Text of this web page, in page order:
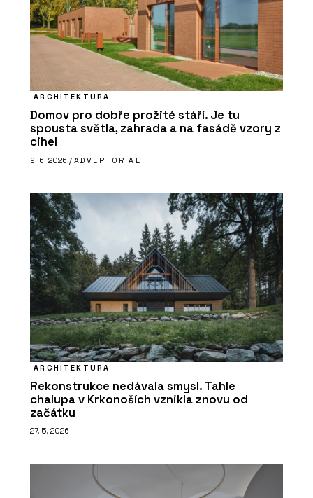
ARCHITEKTURA
Domov pro dobře prožité stáří. Je tu
spousta světla, zahrada a na fasádě vzory z
cihel
9. 6. 2026 / ADVERTORIAL
ARCHITEKTURA
Rekonstrukce nedávala smysl. Tahle
chalupa v Krkonoších vznikla znovu od
začátku
27. 5. 2026